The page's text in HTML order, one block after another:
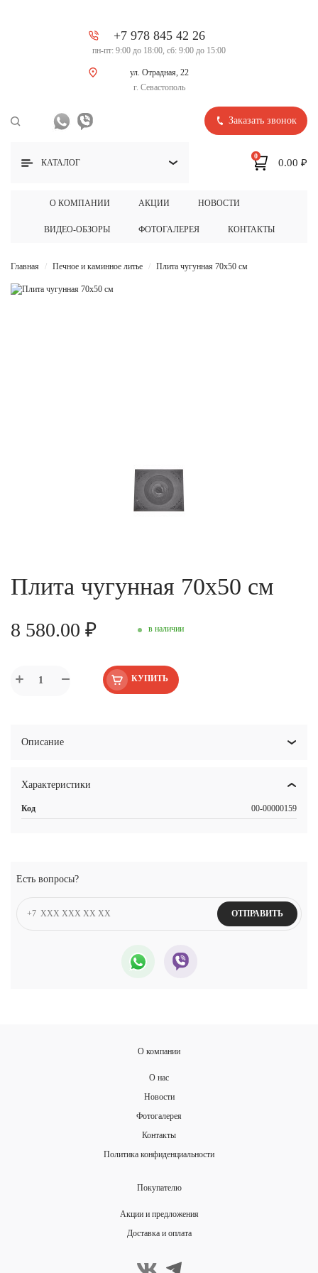
+7 978 845 42 26
пн-пт: 9:00 до 18:00, сб: 9:00 до 15:00
ул. Отрадная, 22
г. Севастополь
Заказать звонок
КАТАЛОГ
О КОМПАНИИ АКЦИИ НОВОСТИ
ВИДЕО-ОБЗОРЫ ФОТОГАЛЕРЕЯ КОНТАКТЫ
0
0.00 ₽
Главная Печное и каминное литье Плита чугунная 70х50 см
Плита чугунная 70х50 см
8 580.00 ₽ в наличии
КУПИТЬ
Описание
Характеристики
Код 00-00000159
Есть вопросы?
ОТПРАВИТЬ
О компании
О нас
Новости
Фотогалерея
Контакты
Политика конфиденциальности
Покупателю
Акции и предложения
Доставка и оплата